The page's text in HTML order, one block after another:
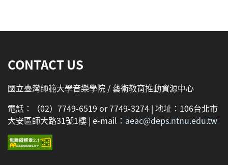
CONTACT US
國立臺灣師範大學音樂學院 / 藝術教育推動資源中心
電話：（02）7749-6519 or 7749-3274 | 地址：106台北市
大安區師大路31號1樓 | e-mail： aeac@deps.ntnu.edu.tw